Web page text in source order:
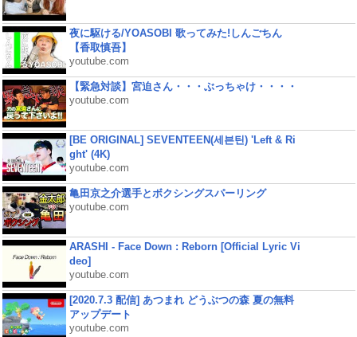
夜に駆ける/YOASOBI 歌ってみた!しんごちん
【香取慎吾】
youtube.com
【緊急対談】宮迫さん・・・ぶっちゃけ・・・・
youtube.com
[BE ORIGINAL] SEVENTEEN(세븐틴) 'Left & Ri
ght' (4K)
youtube.com
亀田京之介選手とボクシングスパーリング
youtube.com
ARASHI - Face Down : Reborn [Official Lyric Vi
deo]
youtube.com
[2020.7.3 配信] あつまれ どうぶつの森 夏の無料
アップデート
youtube.com